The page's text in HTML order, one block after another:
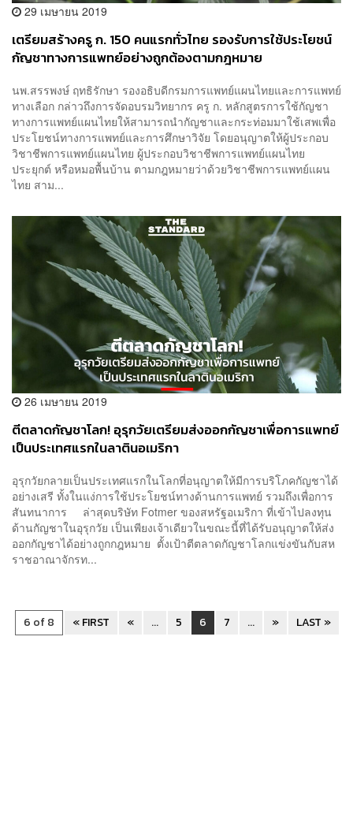
29 เมษายน 2019
เตรียมสร้างครู ก. 150 คนแรกทั่วไทย รองรับการใช้ประโยชน์
กัญชาทางการแพทย์อย่างถูกต้องตามกฎหมาย
นพ.สรรพงษ์ ฤทธิรักษา รองอธิบดีกรมการแพทย์แผนไทยและการแพทย์
ทางเลือก กล่าวถึงการจัดอบรมวิทยากร ครู ก. หลักสูตรการใช้กัญชา
ทางการแพทย์แผนไทยให้สามารถนำกัญชาและกระท่อมมาใช้เสพเพื่อ
ประโยชน์ทางการแพทย์และการศึกษาวิจัย โดยอนุญาตให้ผู้ประกอบ
วิชาชีพการแพทย์แผนไทย ผู้ประกอบวิชาชีพการแพทย์แผนไทย
ประยุกต์ หรือหมอพื้นบ้าน ตามกฎหมายว่าด้วยวิชาชีพการแพทย์แผน
ไทย สาม...
26 เมษายน 2019
ตีตลาดกัญชาโลก! อุรุกวัยเตรียมส่งออกกัญชาเพื่อการแพทย์
เป็นประเทศแรกในลาตินอเมริกา
อุรุกวัยกลายเป็นประเทศแรกในโลกที่อนุญาตให้มีการบริโภคกัญชาได้
อย่างเสรี ทั้งในแง่การใช้ประโยชน์ทางด้านการแพทย์ รวมถึงเพื่อการ
สันทนาการ ล่าสุดบริษัท Fotmer ของสหรัฐอเมริกา ที่เข้าไปลงทุน
ด้านกัญชาในอุรุกวัย เป็นเพียงเจ้าเดียวในขณะนี้ที่ได้รับอนุญาตให้ส่ง
ออกกัญชาได้อย่างถูกกฎหมาย ตั้งเป้าตีตลาดกัญชาโลกแข่งขันกับสห
ราชอาณาจักรท...
6 of 8 « FIRST « ... 5 6 7 ... » LAST »